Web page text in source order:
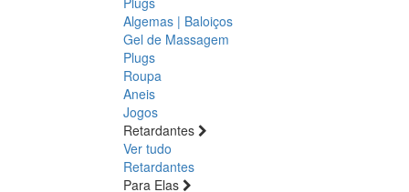
Algemas | Baloiços
Gel de Massagem
Plugs
Roupa
Aneis
Jogos
Retardantes
Ver tudo
Retardantes
Para Elas